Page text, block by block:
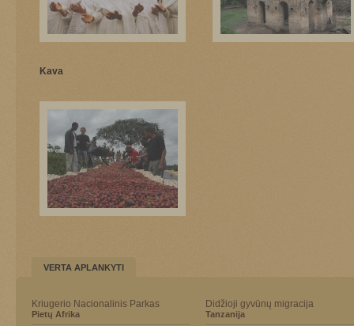
Kava
VERTA APLANKYTI
Kriugerio Nacionalinis Parkas
Pietų Afrika
Didžioji gyvūnų migracija
Tanzanija